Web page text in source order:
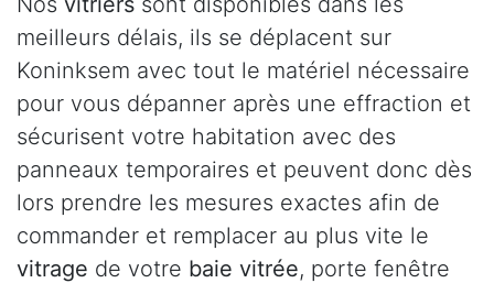
meilleurs délais, ils se déplacent sur
Koninksem avec tout le matériel nécessaire
pour vous dépanner après une effraction et
sécurisent votre habitation avec des
panneaux temporaires et peuvent donc dès
lors prendre les mesures exactes afin de
commander et remplacer au plus vite le
vitrage de votre baie vitrée, porte fenêtre